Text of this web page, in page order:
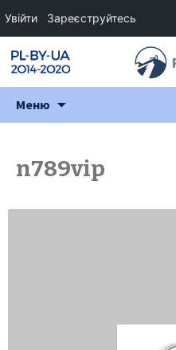
Меню
n789vip
Увійти Зареєструйтесь